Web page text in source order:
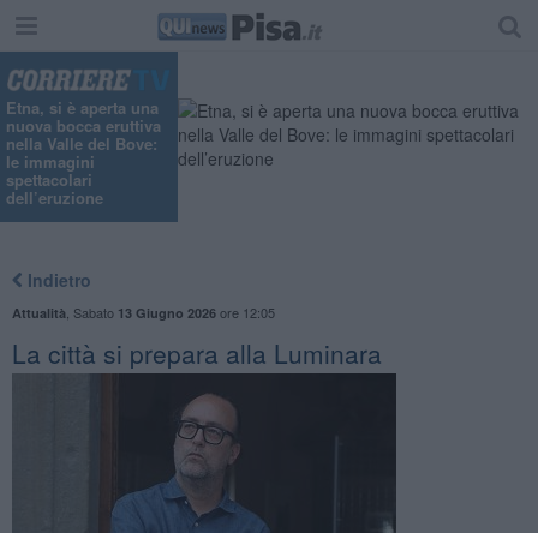
Etna, si è aperta una
nuova bocca eruttiva
nella Valle del Bove:
le immagini
spettacolari
dell’eruzione
Indietro
Attualità Sabato 13 Giugno 2026ore 12:05
La città si prepara alla Luminara